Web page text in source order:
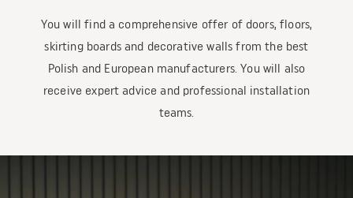
You will find a comprehensive offer of doors, floors,
skirting boards and decorative walls from the best
Polish and European manufacturers. You will also
receive expert advice and professional installation
teams.